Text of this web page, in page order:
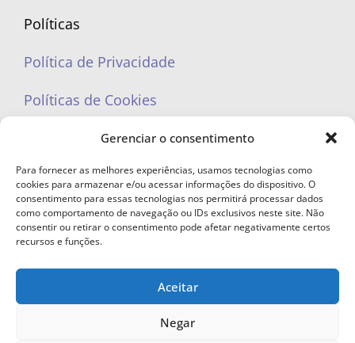
Gerenciar o consentimento
Para fornecer as melhores experiências, usamos tecnologias como
cookies para armazenar e/ou acessar informações do dispositivo. O
consentimento para essas tecnologias nos permitirá processar dados
como comportamento de navegação ou IDs exclusivos neste site. Não
consentir ou retirar o consentimento pode afetar negativamente certos
recursos e funções.
Aceitar
Negar
Políticas
Política de Privacidade
Políticas de Cookies
portaleufemea@gmail.com
© Copyright 2023 - Todos os direitos reservados. Proibida cópia total ou
parcial sem autorização.